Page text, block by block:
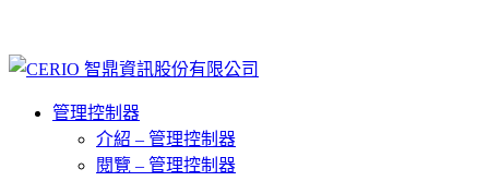
管理控制器
介紹 – 管理控制器
閱覽 – 管理控制器